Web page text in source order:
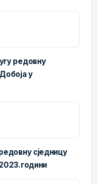
редовну
у
сједницу